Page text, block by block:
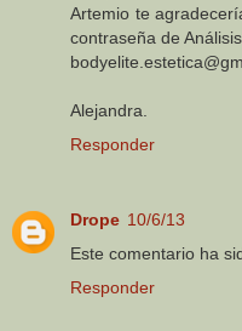
Artemio te
contraseña de
Alejandra.
Responder
Drope 10/6/13
Este comentario ha
Responder